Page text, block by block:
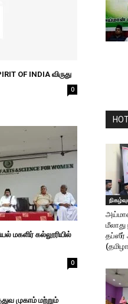
OF INDIA விருது
0
மகளிர் கல்லூரியில்
0
முகாம் மற்றும்
மீலாது
தப்ஸீர்